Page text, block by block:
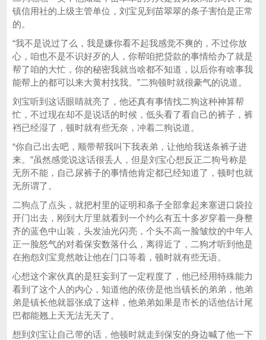
镇信用社的上级主管单位，刘宝见到苗翠翠的条子害怕是正常
的。
“我不是说过了么，我是嫌你看不起我感觉不爽的，不过你放
心，咱也不是不识好歹的人，你帮咱把贷款的事情给办了就是
帮了咱的大忙，你的秘密我就当啥都不知道，以后你有啥事我
能帮上的都可以来大黄村找我。”二狗顿时就很豪气的说道。
刘宝听到这话眼睛就亮了，他还真有事情找二狗这种神算帮
忙，不过现在却不是说话的时候，低头看了看自己的裤子，裤
裆已经湿了，顿时就有些无奈，冲着二狗说道。
“你自己出去吧，顺带帮我叫下我表弟，让他给我送条裤子进
来。”虽然感觉说这话很丢人，但是刘宝心想反正二狗号称是
无所不能，自己尿裤子的事情他肯定都已经知道了，顿时也就
无所谓了。
二狗点了点头，就把村里的证明和条子全部拿起来塞进口袋拉
开门出去，刚到大厅里就看到一个约么有五十多岁穿着一身整
齐的蓝色中山装，头发油光闪亮，个头不高一脸皱纹的中年人
正一脸怒气的对着保安数落什么，离得近了，二狗才听到他是
在抱怨刘宝竟然敢让他在门口等着，顿时就有些无语。
心想这个家伙真的是狂妄到了一定程度了，他已经用特殊能力
看到了这个人的内心，知道他的依傍是他当镇长的弟弟，他弟
弟是镇长他就嚣张成了这样，他弟弟如果是市长的话他估计尾
巴都能翘上天无法无天了。
想到刘宝让自己带的话，他顿时就走到保安的身边喊了他一下